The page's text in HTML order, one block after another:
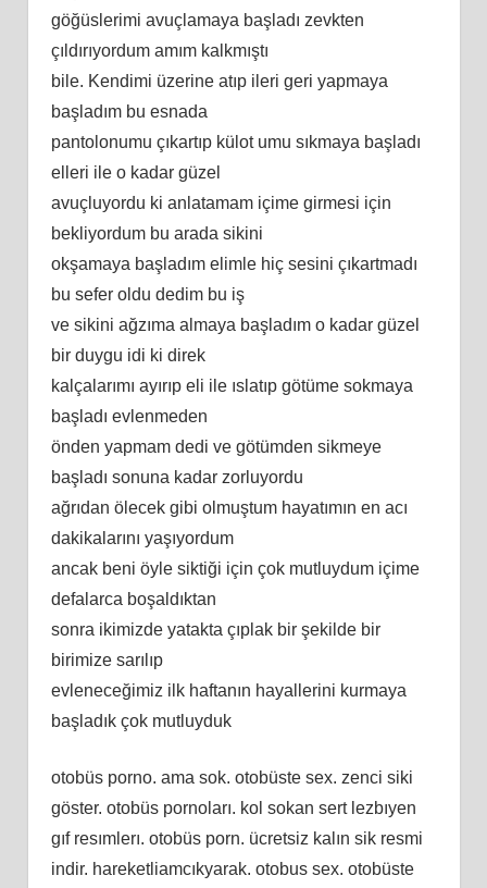
göğüslerimi avuçlamaya başladı zevkten
çıldırıyordum amım kalkmıştı
bile. Kendimi üzerine atıp ileri geri yapmaya
başladım bu esnada
pantolonumu çıkartıp külot umu sıkmaya başladı
elleri ile o kadar güzel
avuçluyordu ki anlatamam içime girmesi için
bekliyordum bu arada sikini
okşamaya başladım elimle hiç sesini çıkartmadı
bu sefer oldu dedim bu iş
ve sikini ağzıma almaya başladım o kadar güzel
bir duygu idi ki direk
kalçalarımı ayırıp eli ile ıslatıp götüme sokmaya
başladı evlenmeden
önden yapmam dedi ve götümden sikmeye
başladı sonuna kadar zorluyordu
ağrıdan ölecek gibi olmuştum hayatımın en acı
dakikalarını yaşıyordum
ancak beni öyle siktiği için çok mutluydum içime
defalarca boşaldıktan
sonra ikimizde yatakta çıplak bir şekilde bir
birimize sarılıp
evleneceğimiz ilk haftanın hayallerini kurmaya
başladık çok mutluyduk
otobüs porno. ama sok. otobüste sex. zenci siki
göster. otobüs pornoları. kol sokan sert lezbıyen
gıf resımlerı. otobüs porn. ücretsiz kalın sik resmi
indir. hareketliamcıkyarak. otobus sex. otobüste